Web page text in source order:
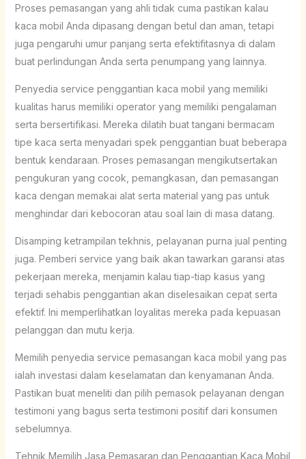
Proses pemasangan yang ahli tidak cuma pastikan kalau
kaca mobil Anda dipasang dengan betul dan aman, tetapi
juga pengaruhi umur panjang serta efektifitasnya di dalam
buat perlindungan Anda serta penumpang yang lainnya.
Penyedia service penggantian kaca mobil yang memiliki
kualitas harus memiliki operator yang memiliki pengalaman
serta bersertifikasi. Mereka dilatih buat tangani bermacam
tipe kaca serta menyadari spek penggantian buat beberapa
bentuk kendaraan. Proses pemasangan mengikutsertakan
pengukuran yang cocok, pemangkasan, dan pemasangan
kaca dengan memakai alat serta material yang pas untuk
menghindar dari kebocoran atau soal lain di masa datang.
Disamping ketrampilan tekhnis, pelayanan purna jual penting
juga. Pemberi service yang baik akan tawarkan garansi atas
pekerjaan mereka, menjamin kalau tiap-tiap kasus yang
terjadi sehabis penggantian akan diselesaikan cepat serta
efektif. Ini memperlihatkan loyalitas mereka pada kepuasan
pelanggan dan mutu kerja.
Memilih penyedia service pemasangan kaca mobil yang pas
ialah investasi dalam keselamatan dan kenyamanan Anda.
Pastikan buat meneliti dan pilih pemasok pelayanan dengan
testimoni yang bagus serta testimoni positif dari konsumen
sebelumnya.
Tehnik Memilih Jasa Pemasaran dan Penggantian Kaca Mobil